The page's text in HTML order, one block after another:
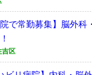
院で常勤募集】脳外
吉区